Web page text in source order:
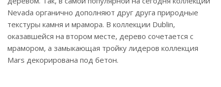
Nevada органично дополняют друг друга природные
текстуры камня и мрамора. В коллекции Dublin,
оказавшейся на втором месте, дерево сочетается с
мрамором, а замыкающая тройку лидеров коллекция
Mars декорирована под бетон.